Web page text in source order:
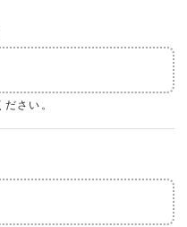
さい。